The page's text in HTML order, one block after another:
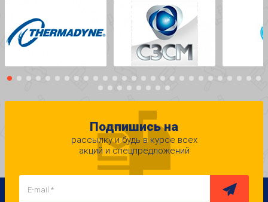
Подпишись на
рассылку и будь в курсе всех
акций и спецпредложений